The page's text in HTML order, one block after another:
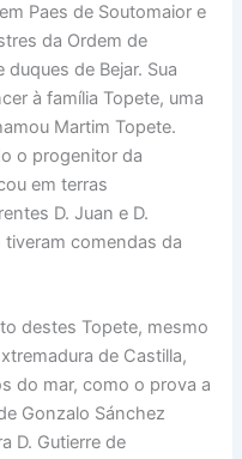
Paes de Soutomaior e
da Ordem de
de Bejar. Sua
à família Topete, uma
Martim Topete.
o progenitor da
em terras
D. Juan e D.
tiveram comendas da
destes Topete, mesmo
de Castilla,
do mar, como o prova a
Gonzalo Sánchez
D. Gutierre de